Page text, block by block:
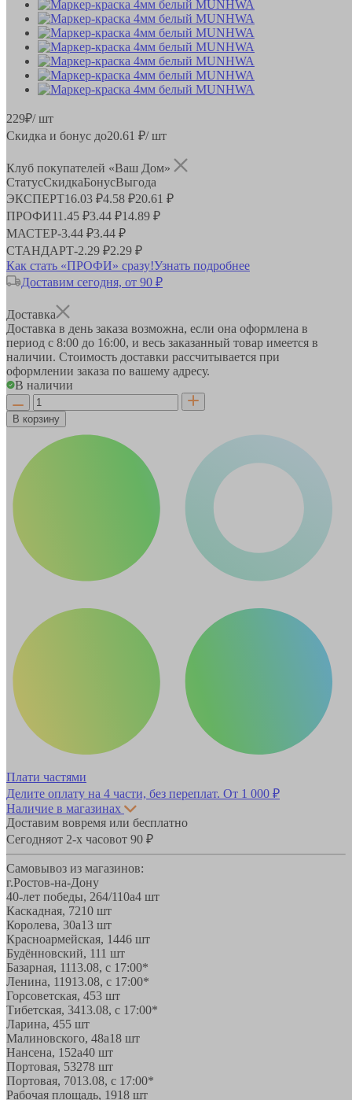
229₽/ шт
Скидка и бонус до20.61 ₽/ шт
Клуб покупателей «Ваш Дом»
СтатусСкидкаБонусВыгода
ЭКСПЕРТ16.03 ₽4.58 ₽20.61 ₽
ПРОФИ11.45 ₽3.44 ₽14.89 ₽
МАСТЕР-3.44 ₽3.44 ₽
СТАНДАРТ-2.29 ₽2.29 ₽
Как стать «ПРОФИ» сразу!Узнать подробнее
Доставим сегодня, от 90 ₽
Доставка
Доставка в день заказа возможна, если она оформлена в
период с 8:00 до 16:00, и весь заказанный товар имеется в
наличии. Стоимость доставки рассчитывается при
оформлении заказа по вашему адресу.
В наличии
В корзину
Плати частями
Делите оплату на 4 части, без переплат. От 1 000 ₽
Наличие в магазинах
Доставим вовремя или бесплатно
Сегодняот 2-х часовот 90 ₽
Самовывоз из магазинов:
г.Ростов-на-Дону
40-лет победы, 264/110а4 шт
Каскадная, 7210 шт
Королева, 30а13 шт
Красноармейская, 1446 шт
Будённовский, 111 шт
Базарная, 1113.08, с 17:00*
Ленина, 11913.08, с 17:00*
Горсоветская, 453 шт
Тибетская, 3413.08, с 17:00*
Ларина, 455 шт
Малиновского, 48а18 шт
Нансена, 152а40 шт
Портовая, 53278 шт
Портовая, 7013.08, с 17:00*
Рабочая площадь, 1918 шт